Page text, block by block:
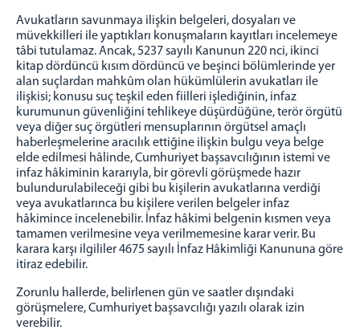
Avukatların savunmaya ilişkin belgeleri, dosyaları ve
müvekkilleri ile yaptıkları konuşmaların kayıtları incelemeye
tâbi tutulamaz. Ancak, 5237 sayılı Kanunun 220 nci, ikinci
kitap dördüncü kısım dördüncü ve beşinci bölümlerinde yer
alan suçlardan mahkûm olan hükümlülerin avukatları ile
ilişkisi; konusu suç teşkil eden fiilleri işlediğinin, infaz
kurumunun güvenliğini tehlikeye düşürdüğüne, terör örgütü
veya diğer suç örgütleri mensuplarının örgütsel amaçlı
haberleşmelerine aracılık ettiğine ilişkin bulgu veya belge
elde edilmesi hâlinde, Cumhuriyet başsavcılığının istemi ve
infaz hâkiminin kararıyla, bir görevli görüşmede hazır
bulundurulabileceği gibi bu kişilerin avukatlarına verdiği
veya avukatlarınca bu kişilere verilen belgeler infaz
hâkimince incelenebilir. İnfaz hâkimi belgenin kısmen veya
tamamen verilmesine veya verilmemesine karar verir. Bu
karara karşı ilgililer 4675 sayılı İnfaz Hâkimliği Kanununa göre
itiraz edebilir.
Zorunlu hallerde, belirlenen gün ve saatler dışındaki
görüşmelere, Cumhuriyet başsavcılığı yazılı olarak izin
verebilir.